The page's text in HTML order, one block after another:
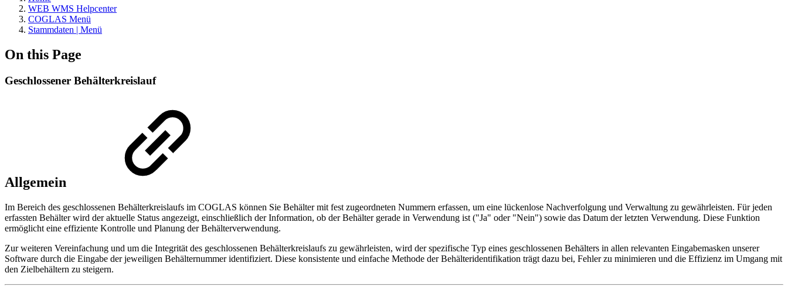
WEB WMS Helpcenter
COGLAS Menü
Stammdaten | Menü
On this Page
Geschlossener Behälterkreislauf
Allgemein
Im Bereich des geschlossenen Behälterkreislaufs im COGLAS können Sie Behälter mit fest zugeordneten Nummern erfassen, um eine lückenlose Nachverfolgung und Verwaltung zu gewährleisten. Für jeden
erfassten Behälter wird der aktuelle Status angezeigt, einschließlich der Information, ob der Behälter gerade in Verwendung ist ("Ja" oder "Nein") sowie das Datum der letzten Verwendung. Diese Funktion
ermöglicht eine effiziente Kontrolle und Planung der Behälterverwendung.
Zur weiteren Vereinfachung und um die Integrität des geschlossenen Behälterkreislaufs zu gewährleisten, wird der spezifische Typ eines geschlossenen Behälters in allen relevanten Eingabemasken unserer
Software durch die Eingabe der jeweiligen Behälternummer identifiziert. Diese konsistente und einfache Methode der Behälteridentifikation trägt dazu bei, Fehler zu minimieren und die Effizienz im Umgang mit
den Zielbehältern zu steigern.